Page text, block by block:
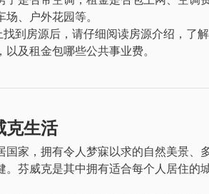
、户外花园等。
到房源后，请仔细阅读房源介绍，了
及租金包哪些公共事业费。
克生活
国家，拥有令人梦寐以求的自然美景、
芬威克是其中拥有适合每个人居住的